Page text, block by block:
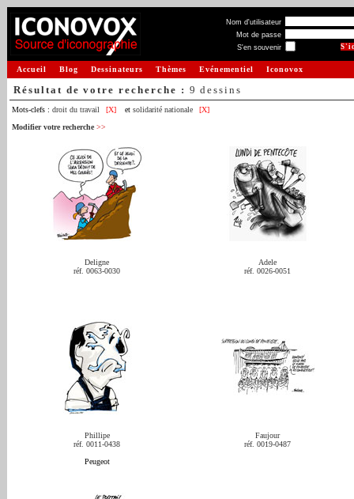
Nom d'utilisateur
Mot de passe
S'en souvenir
Accueil Blog Dessinateurs Thèmes Evénementiel Iconovox
Résultat de votre recherche : 9 dessins
Mots-clefs : droit du travail [X] et solidarité nationale
[X]
Modifier votre recherche >>
Deligne
réf. 0063-0030
Adele
réf. 0026-0051
Phillipe
réf. 0011-0438
Peugeot
Faujour
réf. 0019-0487